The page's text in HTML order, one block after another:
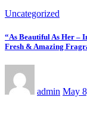
Uncategorized
“As Beautiful As Her –
Fresh & Amazing
admin May